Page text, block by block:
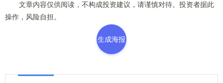
文章内容仅供阅读，不构成投资建议，请谨慎对待。投资者据此
操作，风险自担。
生成海报